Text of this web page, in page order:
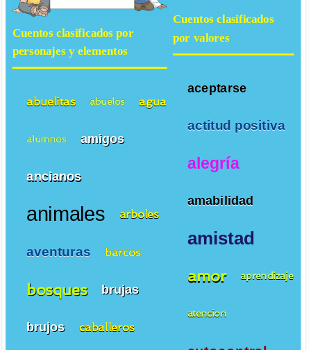
Cuentos clasificados
por valores
aceptarse
actitud positiva
alegría
amabilidad
amistad
amor aprendizaje
atencion
Cuentos clasificados por
personajes y elementos
abuelitas abuelos agua
alumnos amigos
ancianos
animales arboles
aventuras barcos
bosques brujas
brujos caballeros